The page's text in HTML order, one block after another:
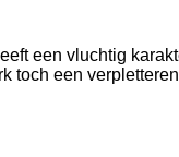
een vluchtig
toch een